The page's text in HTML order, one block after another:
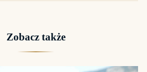
Zobacz także